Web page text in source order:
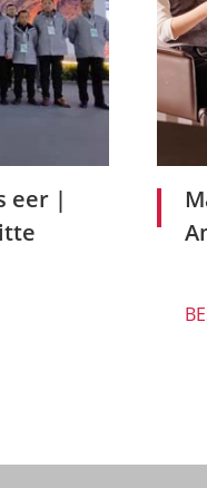
eer |